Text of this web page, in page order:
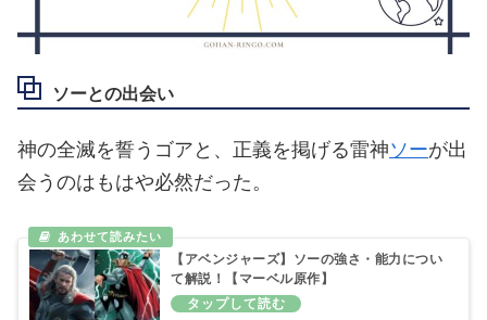
ソーとの出会い
神の全滅を誓うゴアと、正義を掲げる雷神ソーが出
会うのはもはや必然だった。
【アベンジャーズ】ソーの強さ・能力につい
て解説！【マーベル原作】